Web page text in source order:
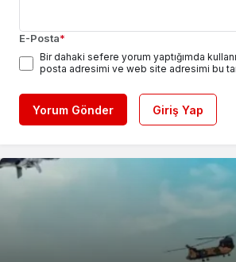
E-Posta*
Bir dahaki sefere yorum yaptığımda
posta adresimi ve web site adresimi bu
Yorum Gönder Giriş Yap